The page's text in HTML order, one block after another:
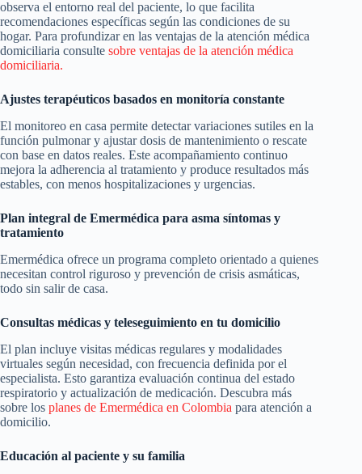
observa el entorno real del paciente, lo que facilita
recomendaciones específicas según las condiciones de su
hogar. Para profundizar en las ventajas de la atención médica
domiciliaria consulte sobre ventajas de la atención médica
domiciliaria.
Ajustes terapéuticos basados en monitoría constante
El monitoreo en casa permite detectar variaciones sutiles en la
función pulmonar y ajustar dosis de mantenimiento o rescate
con base en datos reales. Este acompañamiento continuo
mejora la adherencia al tratamiento y produce resultados más
estables, con menos hospitalizaciones y urgencias.
Plan integral de Emermédica para asma síntomas y
tratamiento
Emermédica ofrece un programa completo orientado a quienes
necesitan control riguroso y prevención de crisis asmáticas,
todo sin salir de casa.
Consultas médicas y teleseguimiento en tu domicilio
El plan incluye visitas médicas regulares y modalidades
virtuales según necesidad, con frecuencia definida por el
especialista. Esto garantiza evaluación continua del estado
respiratorio y actualización de medicación. Descubra más
sobre los planes de Emermédica en Colombia para atención a
domicilio.
Educación al paciente y su familia